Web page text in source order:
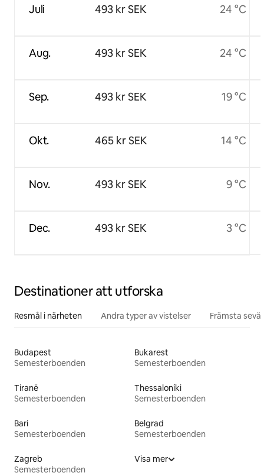
Juli
Aug.
Sep.
Okt.
Nov.
Dec.
493 kr SEK
493 kr SEK
493 kr SEK
465 kr SEK
493 kr SEK
493 kr SEK
24 °C
24 °C
19 °C
14 °C
9 °C
3 °C
Destinationer att utforska
Resmål i närheten Andra typer av vistelser Främsta
Budapest
Semesterboenden
Bukarest
Semesterboenden
Tiranë
Semesterboenden
Thessaloníki
Semesterboenden
Bari
Semesterboenden
Belgrad
Semesterboenden
Zagreb
Semesterboenden
Visa mer